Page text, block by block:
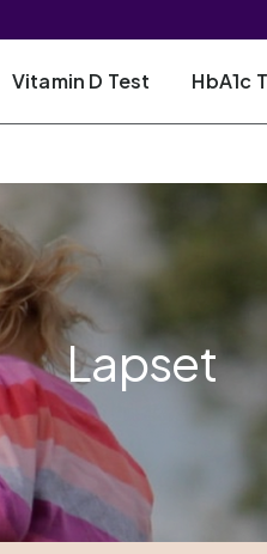
Vitamin D Test HbA1c
Lapset